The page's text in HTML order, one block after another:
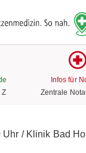
Z
Infos für
Zentrale
Uhr /Klinik Bad